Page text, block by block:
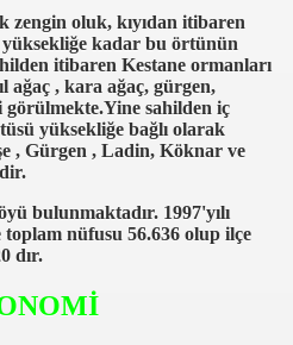
zengin oluk, kıyıdan itibaren
yüksekliğe kadar bu örtünün
itibaren Kestane ormanları
ağaç , kara ağaç, gürgen,
sahilden iç
yüksekliğe bağlı olarak
, Gürgen , Ladin, Köknar ve
bulunmaktadır. 1997'yılı
toplam nüfusu 56.636 olup ilçe
dır.
icin toplantilar